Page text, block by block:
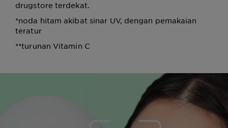
drugstore terdekat.
*noda hitam akibat sinar UV, dengan pemakaian
teratur
**turunan Vitamin C